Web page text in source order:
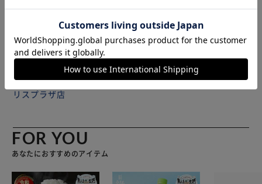
の出し入れや持ち運びもラクラク。 ●ダブルファスナーで3
辺が開くので衣類の出し入れがスムーズ。 ●ネームホルダー
付きでケースを開けずに中身が分かり管理しやすい。使わな
いときは折りたたんでコンパクトに。
※製品は予告なく仕様を変更する場合がございます。あらか
じめご了承ください。
販売元(特定商取引法に基づく表記)：アストロショップ アイ
リスプラザ店
FOR YOU
あなたにおすすめのアイテム